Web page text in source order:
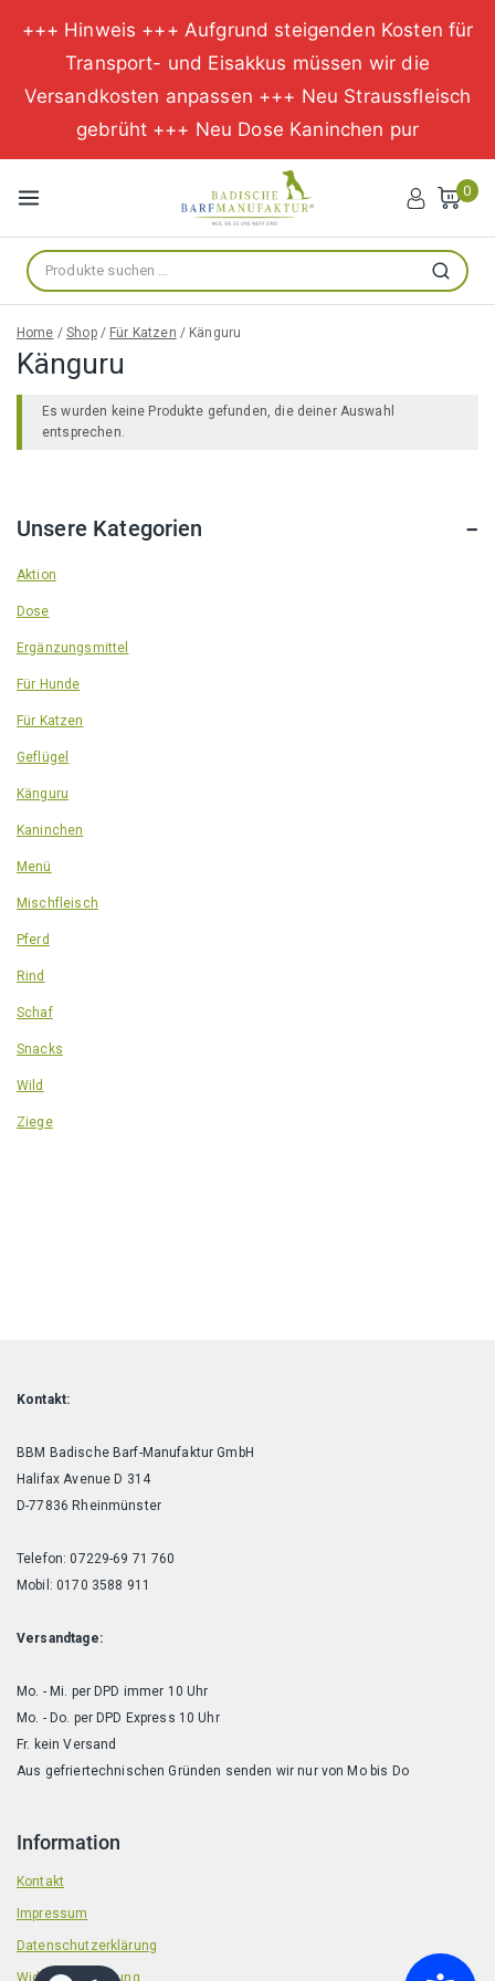
+++ Hinweis +++ Aufgrund steigenden Kosten für
Transport- und Eisakkus müssen wir die
Versandkosten anpassen +++ Neu Straussfleisch
gebrüht +++ Neu Dose Kaninchen pur
Inhalt
springen
0
Suche
nach:
Suchen
Home / Shop / Für Katzen / Känguru
Känguru
Es wurden keine Produkte gefunden, die deiner Auswahl
entsprechen.
Unsere Kategorien
Aktion
Dose
Ergänzungsmittel
Für Hunde
Für Katzen
Geflügel
Känguru
Kaninchen
Menü
Mischfleisch
Pferd
Rind
Schaf
Snacks
Wild
Ziege
Kontakt:
BBM Badische Barf-Manufaktur GmbH
Halifax Avenue D 314
D-77836 Rheinmünster
Telefon: 07229-69 71 760
Mobil: 0170 3588 911
Versandtage:
Mo. - Mi. per DPD immer 10 Uhr
Mo. - Do. per DPD Express 10 Uhr
Fr. kein Versand
Aus gefriertechnischen Gründen senden wir nur von Mo bis Do
Information
Kontakt
Impressum
Datenschutzerklärung
Widerrufsbelehrung